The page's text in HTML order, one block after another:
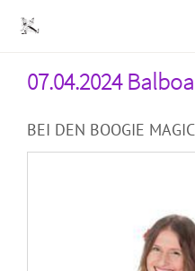
07.04.2024
BEI DEN BOOGIE